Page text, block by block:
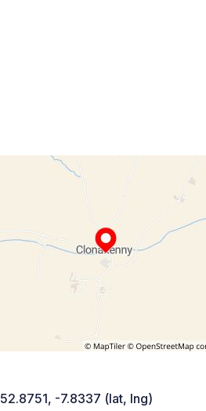
52.8751, -7.8337 (lat, lng)